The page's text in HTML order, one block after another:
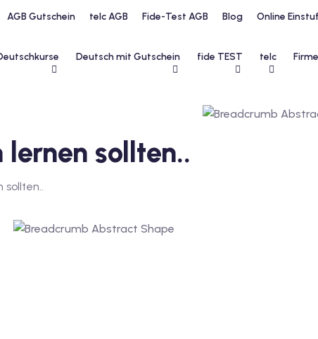
AGB Gutschein telc AGB Fide-Test AGB Blog Online
Deutsch mit Gutschein fide TEST telc
sollten..
sollten..